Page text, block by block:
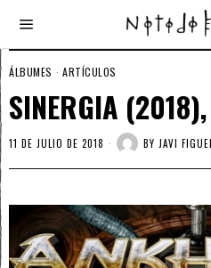
ÁLBUMES · ARTÍCULOS
SINERGIA
11 DE JULIO DE 2018 BY JAVI